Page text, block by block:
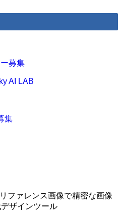
募集
AI LAB
集
ファレンス画像で精密な画像
ザインツール